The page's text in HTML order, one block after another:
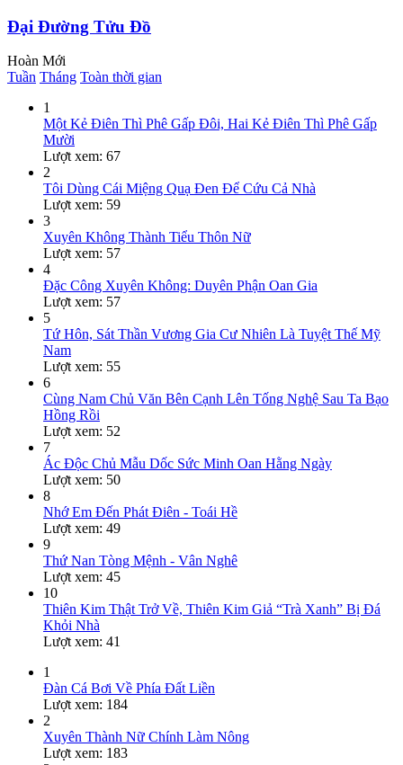
Đại Đường Tửu Đồ
Hoàn Mới
Tuần Tháng Toàn thời gian
1
Một Kẻ Điên Thì Phê Gấp Đôi, Hai Kẻ Điên Thì Phê Gấp
Mười
Lượt xem: 67
2
Tôi Dùng Cái Miệng Quạ Đen Để Cứu Cả Nhà
Lượt xem: 59
3
Xuyên Không Thành Tiểu Thôn Nữ
Lượt xem: 57
4
Đặc Công Xuyên Không: Duyên Phận Oan Gia
Lượt xem: 57
5
Tứ Hôn, Sát Thần Vương Gia Cư Nhiên Là Tuyệt Thế Mỹ
Nam
Lượt xem: 55
6
Cùng Nam Chủ Văn Bên Cạnh Lên Tống Nghệ Sau Ta Bạo
Hồng Rồi
Lượt xem: 52
7
Ác Độc Chủ Mẫu Dốc Sức Minh Oan Hằng Ngày
Lượt xem: 50
8
Nhớ Em Đến Phát Điên - Toái Hề
Lượt xem: 49
9
Thứ Nan Tòng Mệnh - Vân Nghê
Lượt xem: 45
10
Thiên Kim Thật Trở Về, Thiên Kim Giả “Trà Xanh” Bị Đá
Khỏi Nhà
Lượt xem: 41
1
Đàn Cá Bơi Về Phía Đất Liền
Lượt xem: 184
2
Xuyên Thành Nữ Chính Làm Nông
Lượt xem: 183